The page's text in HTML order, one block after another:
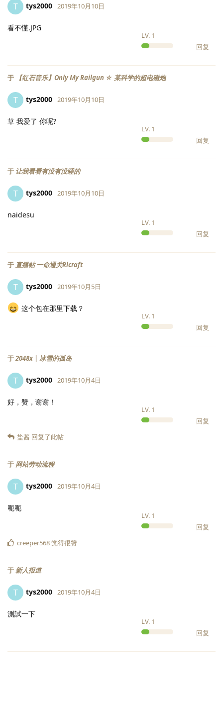
T tys2000
LV. 1
2019年10月10日
看不懂.JPG
回复
于 【红石音乐】Only My Railgun ☆ 某科学的超电磁炮
T tys2000
LV. 1
2019年10月10日
草 我爱了 你呢?
回复
于 让我看看有没有没睡的
T tys2000
LV. 1
2019年10月10日
naidesu
回复
于直播帖 一命通关Rlcraft
T tys2000
LV. 1
2019年10月5日
这个包在那里下载？
回复
于2048x | 冰雪的孤岛
T tys2000
LV. 1
2019年10月4日
好，赞，谢谢！
回复
盐酱 回复了此帖
于 网站劳动流程
T tys2000
LV. 1
2019年10月4日
呃呃
回复
creeper568觉得很赞
于新人报道
T tys2000
LV. 1
2019年10月4日
測試一下
回复